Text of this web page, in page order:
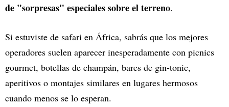
de "sorpresas" especiales sobre el terreno.
Si estuviste de safari en África, sabrás que los mejores
operadores suelen aparecer inesperadamente con picnics
gourmet, botellas de champán, bares de gin-tonic,
aperitivos o montajes similares en lugares hermosos
cuando menos se lo esperan.